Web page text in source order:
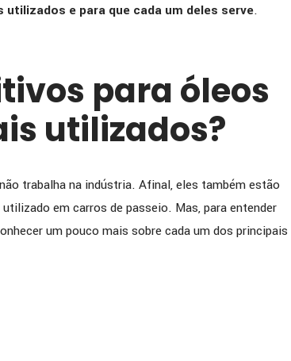
e para que cada um deles serve.
para óleos
utilizados?
trabalha na indústria. Afinal, eles também estão
em carros de passeio. Mas, para entender
um pouco mais sobre cada um dos principais